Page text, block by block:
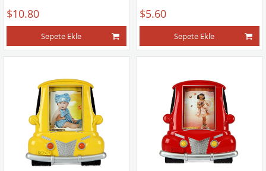
$10.80
Sepete Ekle
$5.60
Sepete Ekle